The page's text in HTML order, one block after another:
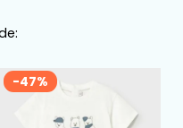
-47%